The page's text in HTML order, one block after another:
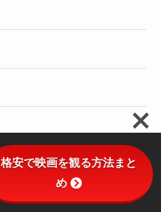
格安で映画を観る方法まと
め